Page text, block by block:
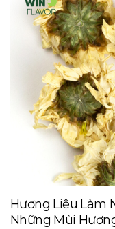
Hương Liệu Làm
Những Mùi